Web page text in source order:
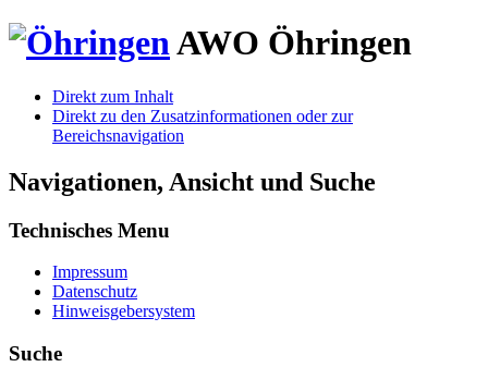
AWO Öhringen
Direkt zum Inhalt
Direkt zu den Zusatzinformationen oder zur
Bereichsnavigation
Navigationen, Ansicht und Suche
Technisches Menu
Impressum
Datenschutz
Hinweisgebersystem
Suche